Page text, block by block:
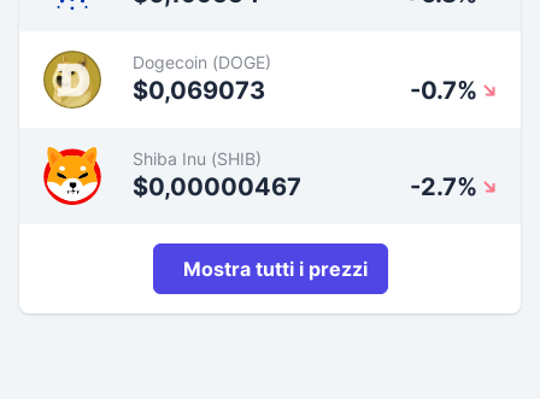
Dogecoin (DOGE)
$0,069073 -0.7%
Shiba Inu (SHIB)
$0,00000467 -2.7%
Mostra tutti i prezzi